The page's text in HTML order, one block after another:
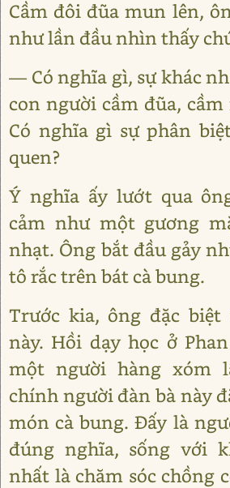
Cầm đôi đũa mun lên,
như lần đầu nhìn thấy
― Có nghĩa gì, sự khác
con người cầm đũa, cầm
Có nghĩa gì sự phân
quen?
Ý nghĩa ấy lướt qua
cảm như một gương
nhạt. Ông bắt đầu gảy
tô rắc trên bát cà bung.
Trước kia, ông đặc
này. Hồi dạy học ở
một người hàng xóm
chính người đàn bà này
món cà bung. Đấy là
đúng nghĩa, sống với
nhất là chăm sóc chồng